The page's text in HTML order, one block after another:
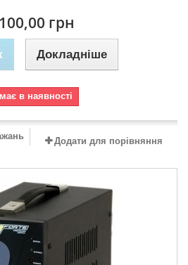
грн
Докладніше
в наявності
Додати для порівняння